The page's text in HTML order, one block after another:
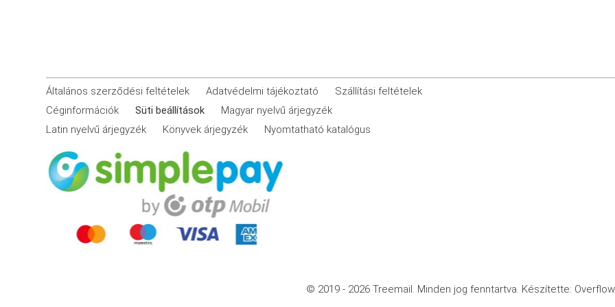
Általános szerződési feltételek Adatvédelmi tájékoztató
Szállítási feltételek
Céginformációk
Süti beállítások
Magyar nyelvű árjegyzék
Latin nyelvű árjegyzék
Könyvek árjegyzék Nyomtatható katalógus
© 2019 - 2026 Treemail. Minden jog fenntartva. Készítette: